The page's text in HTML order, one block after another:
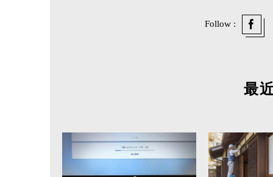
Follow :
最